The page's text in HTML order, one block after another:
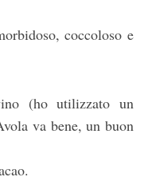
coccoloso e
(ho utilizzato un
va bene, un buon